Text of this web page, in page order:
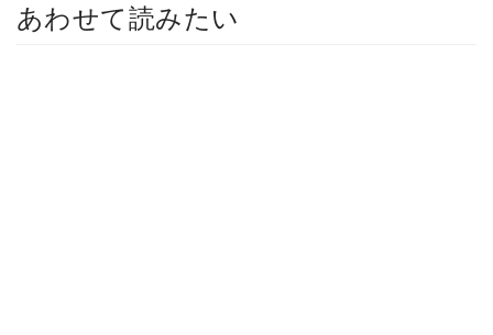
あわせて読みたい